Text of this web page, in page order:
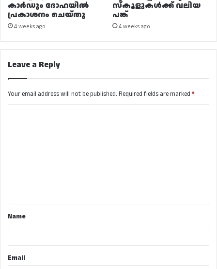
കാർഡും ദോഹയിൽ
പ്രകാശനം ചെയ്തു
4 weeks ago
സ്കൂളുകൾക്ക് വലിയ
പങ്ക്
4 weeks ago
Leave a Reply
Your email address will not be published. Required fields are marked *
*Name
Email